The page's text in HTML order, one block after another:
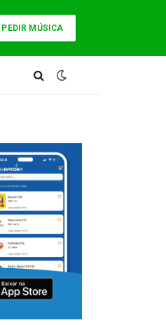
PEDIR MÚSICA